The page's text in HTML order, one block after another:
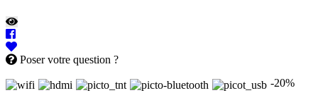
Poser votre question ?
-20%